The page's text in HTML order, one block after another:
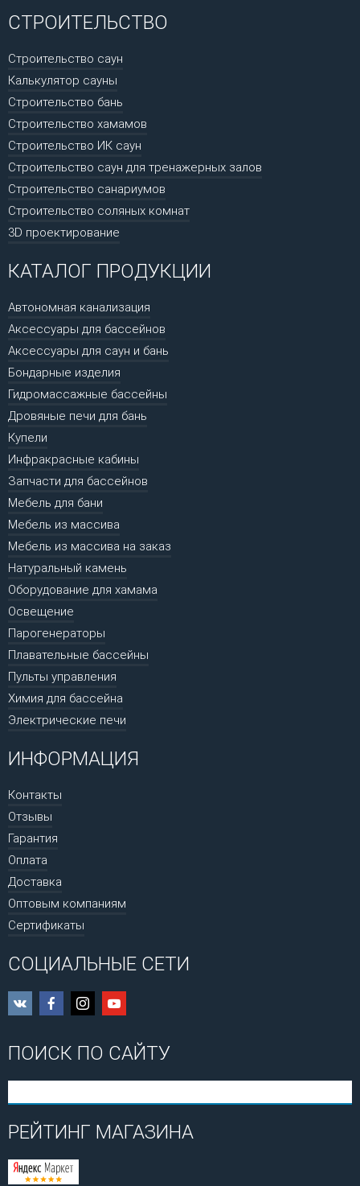
СТРОИТЕЛЬСТВО
Строительство саун
Калькулятор сауны
Строительство бань
Строительство хамамов
Строительство ИК саун
Строительство саун для тренажерных залов
Строительство санариумов
Строительство соляных комнат
3D проектирование
КАТАЛОГ ПРОДУКЦИИ
Автономная канализация
Аксессуары для бассейнов
Аксессуары для саун и бань
Бондарные изделия
Гидромассажные бассейны
Дровяные печи для бань
Купели
Инфракрасные кабины
Запчасти для бассейнов
Мебель для бани
Мебель из массива
Мебель из массива на заказ
Натуральный камень
Оборудование для хамама
Освещение
Парогенераторы
Плавательные бассейны
Пульты управления
Химия для бассейна
Электрические печи
ИНФОРМАЦИЯ
Контакты
Отзывы
Гарантия
Оплата
Доставка
Оптовым компаниям
Сертификаты
СОЦИАЛЬНЫЕ СЕТИ
ПОИСК ПО САЙТУ
РЕЙТИНГ МАГАЗИНА